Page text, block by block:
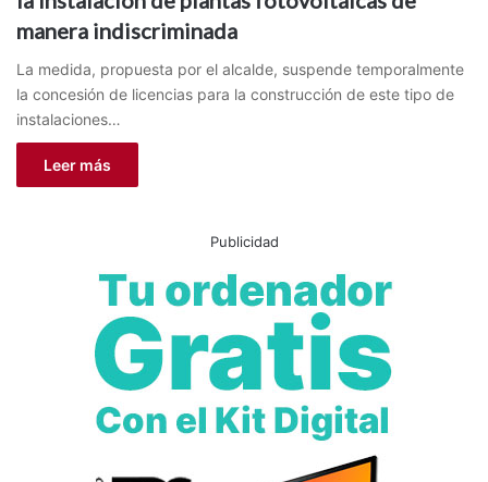
manera indiscriminada
La medida, propuesta por el alcalde, suspende temporalmente
la concesión de licencias para la construcción de este tipo de
instalaciones…
Leer más
Publicidad